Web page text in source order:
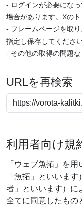
- ログインが必要にな
場合があります。Xの
- フレームページを取
指定し保存してくださ
- その他の取得の問題な
URLを再検索
利用者向け規
「ウェブ魚拓」を
「魚拓」といいま
者」といいます）に
全てに同意したもの